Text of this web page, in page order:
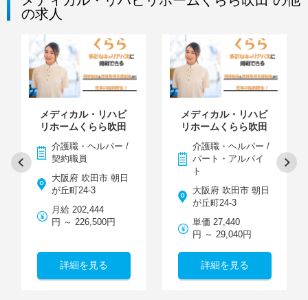
の求人
メディカル・リハビ
リホームくらら吹田
介護職・ヘルパー /
契約職員
大阪府 吹田市 朝日
が丘町24-3
月給 202,444
円 ～ 226,500円
詳細を見る
メディカル・リハビ
リホームくらら吹田
介護職・ヘルパー /
パート・アルバイ
ト
大阪府 吹田市 朝日
が丘町24-3
単価 27,440
円 ～ 29,040円
詳細を見る